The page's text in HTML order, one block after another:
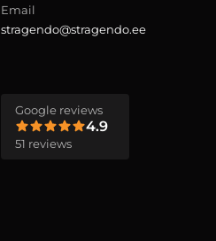
Email
stragendo@stragendo.ee
Google reviews
4.9
51 reviews